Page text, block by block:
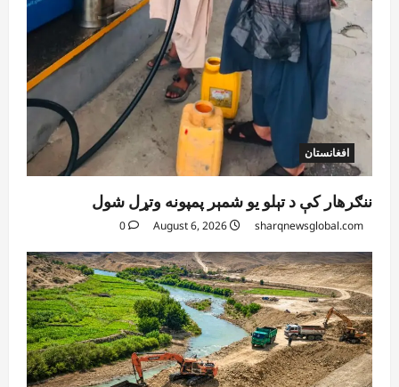
افغانستان
کورنیو چارو وزارت: حیرتان کې د بهرنیو
اسعارو د قاچاق هڅه شنډه شوه
sharqnewsglobal.com
August 6, 2026
0
افغانستان
ننګرهار کې د تېلو یو شمېر پمپونه وتړل شول
sharqnewsglobal.com
0